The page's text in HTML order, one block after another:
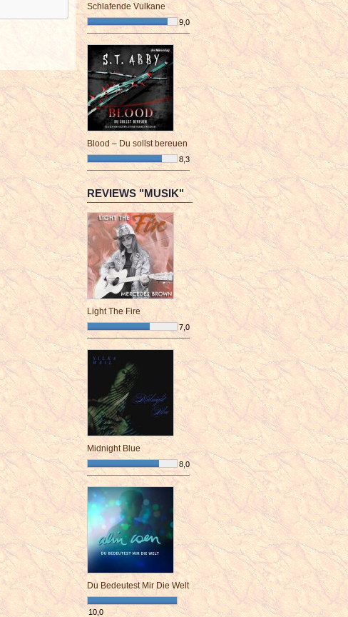
Schlafende Vulkane
9,0
¯¯¯¯¯¯¯¯¯¯¯¯¯¯¯¯¯¯¯¯¯¯¯¯
Blood – Du sollst bereuen
8,3
¯¯¯¯¯¯¯¯¯¯¯¯¯¯¯¯¯¯¯¯¯¯¯¯
REVIEWS "MUSIK"
Light The Fire
7,0
¯¯¯¯¯¯¯¯¯¯¯¯¯¯¯¯¯¯¯¯¯¯¯¯
Midnight Blue
8,0
¯¯¯¯¯¯¯¯¯¯¯¯¯¯¯¯¯¯¯¯¯¯¯¯
Du Bedeutest Mir Die Welt
10,0